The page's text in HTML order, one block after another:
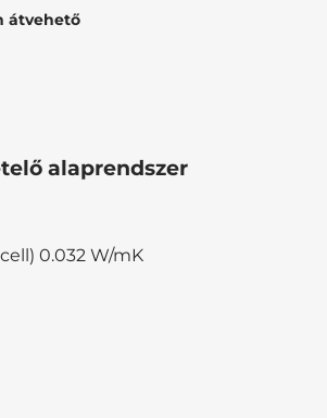
átvehető
alaprendszer
0.032 W/mK